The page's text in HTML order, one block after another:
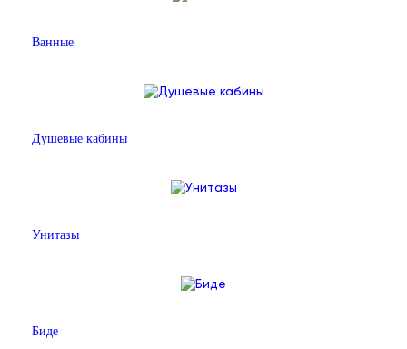
Ванные
Душевые кабины
Унитазы
Биде